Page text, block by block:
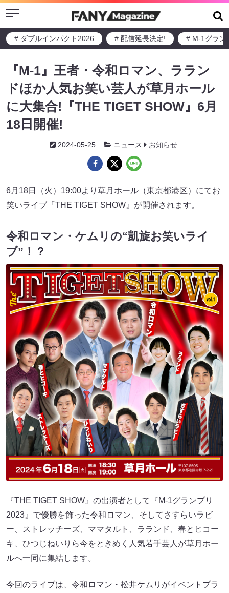
Menu
# ダブルインパクト2026 # 配信延長決定! # M-1グラン
『M-1』王者・令和ロマン、ララン
ドほか人気お笑い芸人が草月ホール
に大集合!『THE TIGET SHOW』6月
18日開催!
2024-05-25 ニュース お知らせ
6月18日（火）19:00より草月ホール（東京都港区）にてお
笑いライブ『THE TIGET SHOW』が開催されます。
令和ロマン・ケムリの“凱旋お笑いライ
ブ”！？
『THE TIGET SHOW』の出演者として『M-1グランプリ
2023』で優勝を飾った令和ロマン、そしてさすらいラビ
ー、ストレッチーズ、ママタルト、ラランド、春とヒコー
キ、ひつじねいりら今をときめく人気若手芸人が草月ホー
ルへ一同に集結します。
今回のライブは、令和ロマン・松井ケムリがイベントプラ